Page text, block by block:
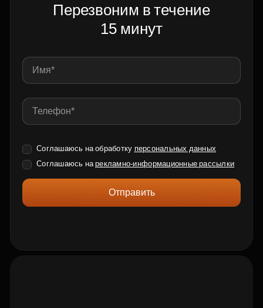
Перезвоним в течение
15 минут
Соглашаюсь на обработку персональных данных
Соглашаюсь нарекламно-информационные рассылки
Отправить